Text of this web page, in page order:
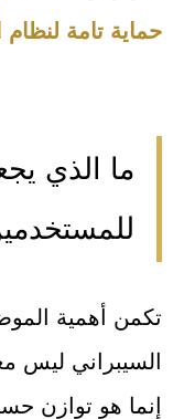
حماية تامة لنظام
ما الذي
تكمن أهمية
السيبراني ليس
إنما هو توازن